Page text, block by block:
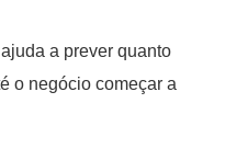
a prever quanto
o negócio começar a